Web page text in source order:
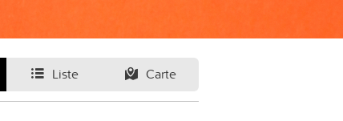
Liste Carte